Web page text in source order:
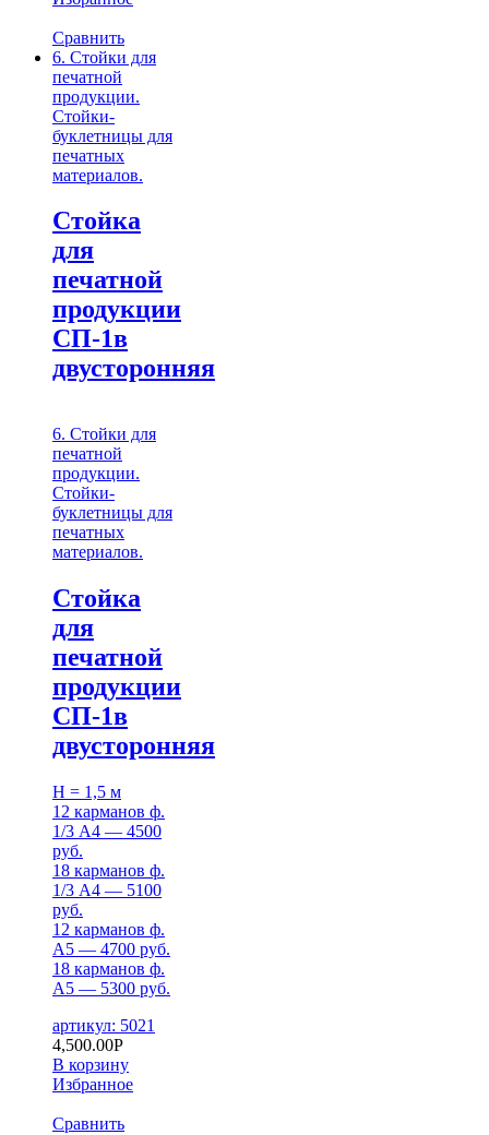
Сравнить
6. Стойки для
печатной
продукции.
Стойки-
буклетницы для
печатных
материалов.
Стойка
для
печатной
продукции
СП-1в
двусторонняя
6. Стойки для
печатной
продукции.
Стойки-
буклетницы для
печатных
материалов.
Стойка
для
печатной
продукции
СП-1в
двусторонняя
H = 1,5 м
12 карманов ф.
1/3 А4 — 4500
руб.
18 карманов ф.
1/3 А4 — 5100
руб.
12 карманов ф.
А5 — 4700 руб.
18 карманов ф.
А5 — 5300 руб.
артикул: 5021
4,500.00Р
В корзину
Избранное
Сравнить